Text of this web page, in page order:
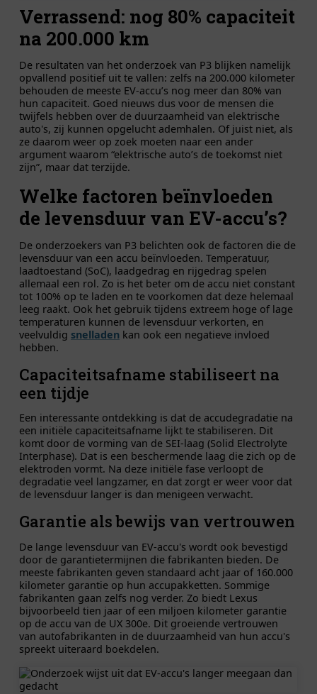
Verrassend: nog 80% capaciteit
na 200.000 km
De resultaten van het onderzoek van P3 blijken namelijk
opvallend positief uit te vallen: zelfs na 200.000 kilometer
behouden de meeste EV-accu’s nog meer dan 80% van
hun capaciteit. Goed nieuws dus voor de mensen die
twijfels hebben over de duurzaamheid van elektrische
auto's, zij kunnen opgelucht ademhalen. Of juist niet, als
ze daarom weer op zoek moeten naar een ander
argument waarom “elektrische auto’s de toekomst niet
zijn”, maar dat terzijde.
Welke factoren beïnvloeden
de levensduur van EV-accu’s?
De onderzoekers van P3 belichten ook de factoren die de
levensduur van een accu beïnvloeden. Temperatuur,
laadtoestand (SoC), laadgedrag en rijgedrag spelen
allemaal een rol. Zo is het beter om de accu niet constant
tot 100% op te laden en te voorkomen dat deze helemaal
leeg raakt. Ook het gebruik tijdens extreem hoge of lage
temperaturen kunnen de levensduur verkorten, en
veelvuldig snelladen kan ook een negatieve invloed
hebben.
Capaciteitsafname stabiliseert na
een tijdje
Een interessante ontdekking is dat de accudegradatie na
een initiële capaciteitsafname lijkt te stabiliseren. Dit
komt door de vorming van de SEI-laag (Solid Electrolyte
Interphase). Dat is een beschermende laag die zich op de
elektroden vormt. Na deze initiële fase verloopt de
degradatie veel langzamer, en dat zorgt er weer voor dat
de levensduur langer is dan menigeen verwacht.
Garantie als bewijs van vertrouwen
De lange levensduur van EV-accu's wordt ook bevestigd
door de garantietermijnen die fabrikanten bieden. De
meeste fabrikanten geven standaard acht jaar of 160.000
kilometer garantie op hun accupakketten. Sommige
fabrikanten gaan zelfs nog verder. Zo biedt Lexus
bijvoorbeeld tien jaar of een miljoen kilometer garantie
op de accu van de UX 300e. Dit groeiende vertrouwen
van autofabrikanten in de duurzaamheid van hun accu's
spreekt uiteraard boekdelen.